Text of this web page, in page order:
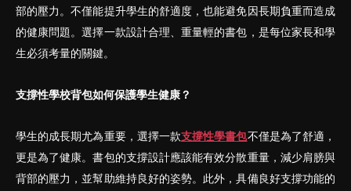
部的壓力。不僅能提升學生的舒適度，也能避免因長期負重而造成
的健康問題。選擇一款設計合理、重量輕的書包，是每位家長和學
生必須考量的關鍵。
支撐性學校背包如何保護學生健康？
學生的成長期尤為重要，選擇一款支撐性學書包不僅是為了舒適，
更是為了健康。書包的支撐設計應該能有效分散重量，減少肩膀與
背部的壓力，並幫助維持良好的姿勢。此外，具備良好支撐功能的